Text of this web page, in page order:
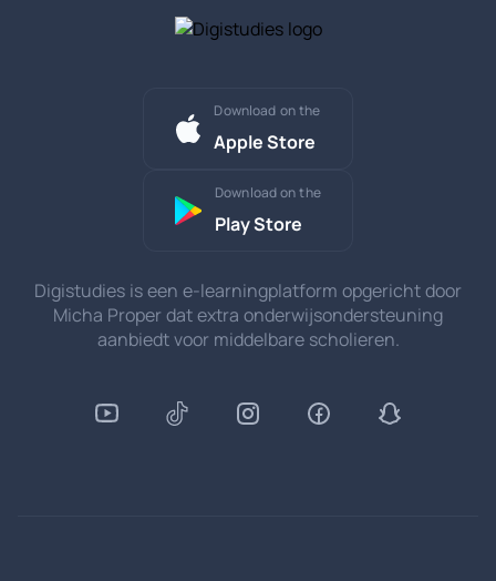
Download on the
Apple Store
Download on the
Play Store
Digistudies is een e-learningplatform opgericht door
Micha Proper dat extra onderwijsondersteuning
aanbiedt voor middelbare scholieren.